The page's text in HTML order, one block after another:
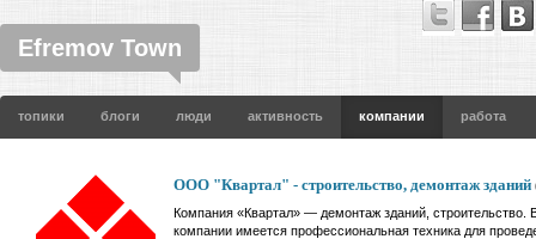
Efremov Town
топики блоги люди активность компании работа
ООО "Квартал" - строительство, демонтаж зданий
Компания «Квартал» — демонтаж зданий, строительство.
компании имеется профессиональная техника для